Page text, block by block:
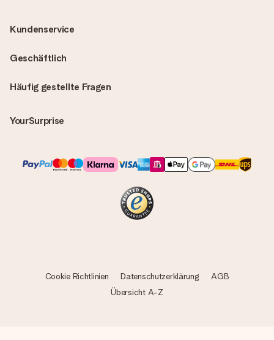
Häufig gestellte Fragen
YourSurprise
Kundenservice
Geschäftlich
Cookie Richtlinien Datenschutzerklärung
AGB
Übersicht A-Z